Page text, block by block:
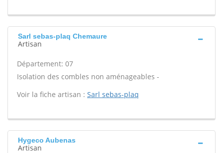
Sarl sebas-plaq Chemaure
Artisan
Département: 07
Isolation des combles non aménageables -
Voir la fiche artisan : Sarl sebas-plaq
Hygeco Aubenas
Artisan